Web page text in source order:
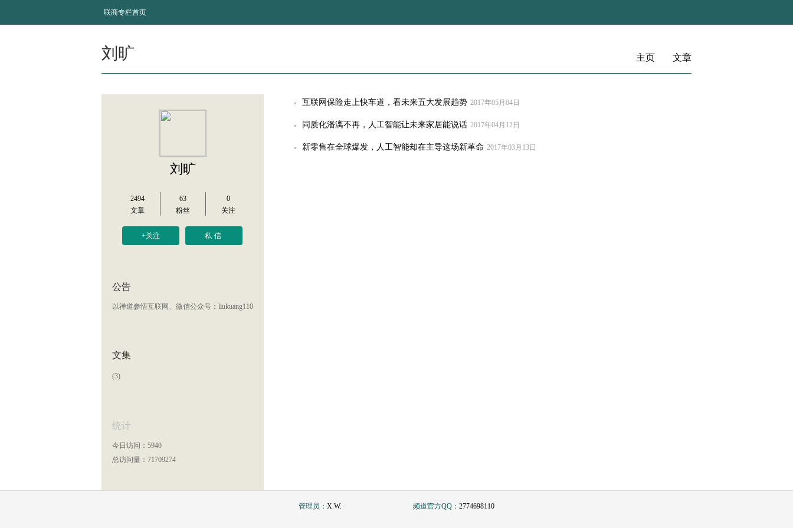
联商专栏首页
刘旷 主页 文章
刘旷
2494
文章
63
粉丝
0
关注
+关注 私信
公告
以禅道参悟互联网、微信公众号：liukuang110
文集
(3)
统计
今日访问：5940
总访问量：71709274
互联网保险走上快车道，看未来五大发展趋势 2017年05月04日
同质化潘漓不再，人工智能让未来家居能说话 2017年04月12日
新零售在全球爆发，人工智能却在主导这场新革命 2017年03月13日
管理员： X.W. 频道官方QQ： 2774698110